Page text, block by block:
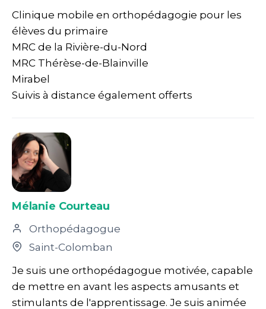
Clinique mobile en orthopédagogie pour les
élèves du primaire
MRC de la Rivière-du-Nord
MRC Thérèse-de-Blainville
Mirabel
Suivis à distance également offerts
Mélanie Courteau
Orthopédagogue
Saint-Colomban
Je suis une orthopédagogue motivée, capable
de mettre en avant les aspects amusants et
stimulants de l'apprentissage. Je suis animée